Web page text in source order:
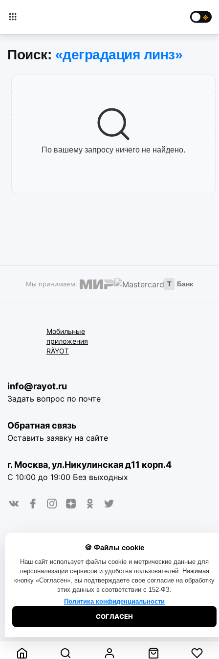
Поиск: «деградация линз»
По вашему запросу ничего не найдено.
Мы принимаем: Т Банк
Мобильные
приложения
RÀYOT
info@rayot.ru
Задать вопрос по почте
Обратная связь
Оставить заявку на сайте
г. Москва, ул.Никулинская д11 корп.4
С 10:00 до 19:00 Без выходных
использует куки-файлы и другие технологии, чтобы помочь
вам в навигации, а также предоставить лучший
пользовательский опыт, анализировать использование
наших продуктов и услуг, повысить качество рекламных и
маркетинговых активностей. Если Вы не хотите, чтобы
Ваши пользовательские данные обрабатывались,
пожалуйста, ограничьте их использование в своём
браузере.
Договор оферта
Обмен и возврат товара
🍪 Файлы cookie
Наш сайт использует файлы cookie и метрические данные для
персонализации сервисов и удобства пользователей. Нажимая
кнопку «Согласен», вы подтверждаете свое согласие на обработку
этих данных в соответствии с 152-ФЗ.
Политика конфиденциальности
СОГЛАСЕН